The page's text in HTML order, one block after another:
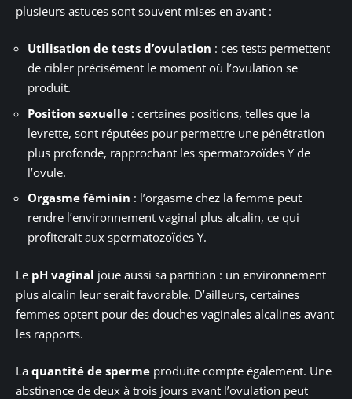
plusieurs astuces sont souvent mises en avant :
Utilisation de tests d’ovulation : ces tests permettent
de cibler précisément le moment où l’ovulation se
produit.
Position sexuelle : certaines positions, telles que la
levrette, sont réputées pour permettre une pénétration
plus profonde, rapprochant les spermatozoïdes Y de
l’ovule.
Orgasme féminin : l’orgasme chez la femme peut
rendre l’environnement vaginal plus alcalin, ce qui
profiterait aux spermatozoïdes Y.
Le pH vaginal joue aussi sa partition : un environnement
plus alcalin leur serait favorable. D’ailleurs, certaines
femmes optent pour des douches vaginales alcalines avant
les rapports.
La quantité de sperme produite compte également. Une
abstinence de deux à trois jours avant l’ovulation peut